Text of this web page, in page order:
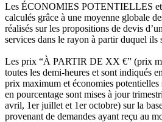
Les ÉCONOMIES POTENTIELLES
calculés grâce à une moyenne globale
réalisés sur les propositions de devis
services dans le rayon à partir duquel ils
Les prix “À PARTIR DE XX €” (prix
toutes les demi-heures et sont indiqués
prix maximum et économies potentielles
en pourcentage sont mises à jour
avril, 1er juillet et 1er octobre) sur la
provenant de demandes ayant reçu au